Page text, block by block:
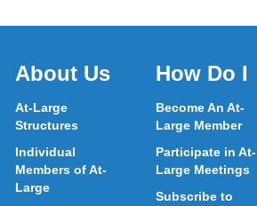
About Us
At-Large
Structures
Individual
Members of At-
Large
How Do I
Become An At-
Large Member
Participate in At-
Large Meetings
Subscribe to